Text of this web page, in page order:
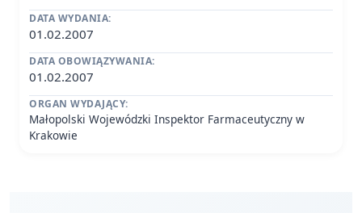
DATA WYDANIA:
01.02.2007
DATA OBOWIĄZYWANIA:
01.02.2007
ORGAN WYDAJĄCY:
Małopolski Wojewódzki Inspektor Farmaceutyczny w
Krakowie